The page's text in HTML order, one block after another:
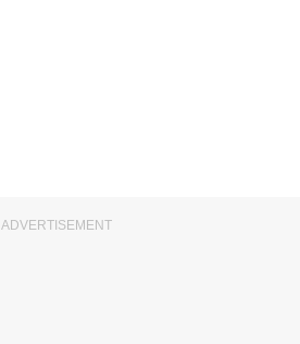
ADVERTISEMENT